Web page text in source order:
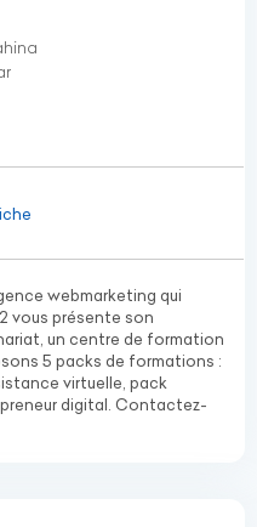
webmarketing qui
vous présente son
un centre de formation
5 packs de formations :
virtuelle, pack
digital. Contactez-